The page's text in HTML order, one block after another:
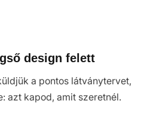
design felett
a pontos látványtervet,
azt kapod, amit szeretnél.